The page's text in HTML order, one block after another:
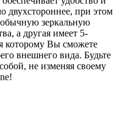
двухстороннее, при этом
обычную зеркальную
а другая имеет 5-
которому Вы сможете
внешнего вида. Будьте
не изменяя своему